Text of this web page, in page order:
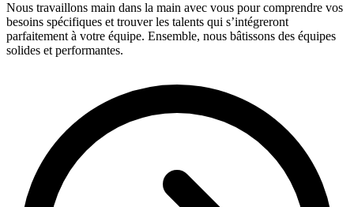
Nous travaillons main dans la main avec vous pour comprendre vos
besoins spécifiques et trouver les talents qui s’intégreront
parfaitement à votre équipe. Ensemble, nous bâtissons des équipes
solides et performantes.